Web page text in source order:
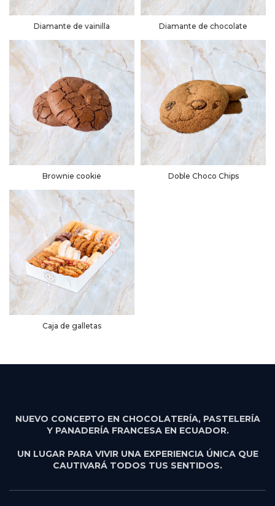
Diamante de vainilla Diamante de chocolate
Brownie cookie Doble Choco Chips
Caja de galletas
NUEVO CONCEPTO EN CHOCOLATERÍA, PASTELERÍA
Y PANADERÍA FRANCESA EN ECUADOR.
UN LUGAR PARA VIVIR UNA EXPERIENCIA ÚNICA QUE
CAUTIVARÁ TODOS TUS SENTIDOS.